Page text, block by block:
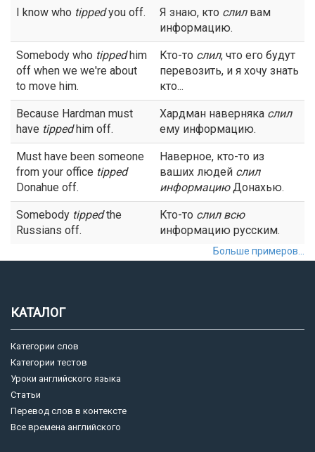
I know who tippedyou off. Я знаю, кто слилвам
информацию.
Somebody who tippedhim
off when we we're about
to move him.
Кто-то слил, что его будут
перевозить, и я хочу знать
кто...
Because Hardman must
have tippedhim off.
Хардман наверняка слил
ему информацию.
Must have been someone
from your office tipped
Donahue off.
Наверное, кто-то из
ваших людей слил
информациюДонахью.
Somebody tippedthe
Russians off.
Кто-то слилвсю
информацию русским.
Больше примеров...
КАТАЛОГ
Категории слов
Категории тестов
Уроки английского языка
Статьи
Перевод слов в контексте
Все времена английского